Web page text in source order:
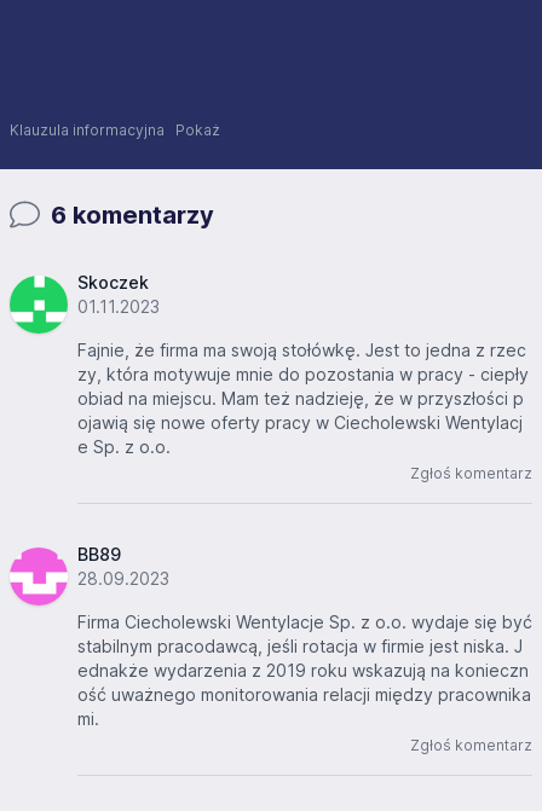
Klauzula informacyjna Pokaż
6 komentarzy
Skoczek
01.11.2023
Fajnie, że firma ma swoją stołówkę. Jest to jedna z rzec
zy, która motywuje mnie do pozostania w pracy - ciepły
obiad na miejscu. Mam też nadzieję, że w przyszłości p
ojawią się nowe oferty pracy w Ciecholewski Wentylacj
e Sp. z o.o.
Zgłoś komentarz
BB89
28.09.2023
Firma Ciecholewski Wentylacje Sp. z o.o. wydaje się być
stabilnym pracodawcą, jeśli rotacja w firmie jest niska. J
ednakże wydarzenia z 2019 roku wskazują na konieczn
ość uważnego monitorowania relacji między pracownika
mi.
Zgłoś komentarz